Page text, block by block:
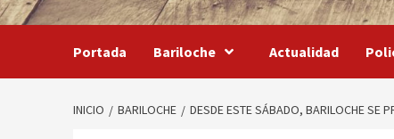
Portada Bariloche Actualidad
INICIO BARILOCHE DESDE ESTE SÁBADO, BARILOCHE SE